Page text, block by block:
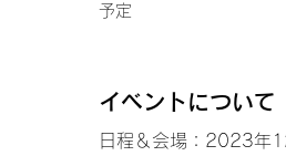
予定
イベントについて
日程＆会場：2023年